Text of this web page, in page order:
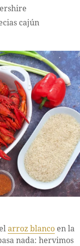
cajún
arroz blanco en la
nada: hervimos